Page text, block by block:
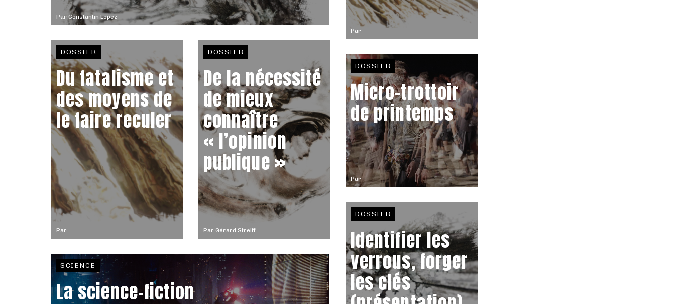
Par Constantin Lopez
Par
Par
DOSSIER
Du fatalisme et
des moyens de
le faire reculer
Par Gérard Streiff
DOSSIER
De la nécessité
de mieux
connaître
« l’opinion
publique »
Par
DOSSIER
Micro-trottoir
de printemps
DOSSIER
Identifier les
verrous, forger
les clés
SCIENCE
La science-fiction